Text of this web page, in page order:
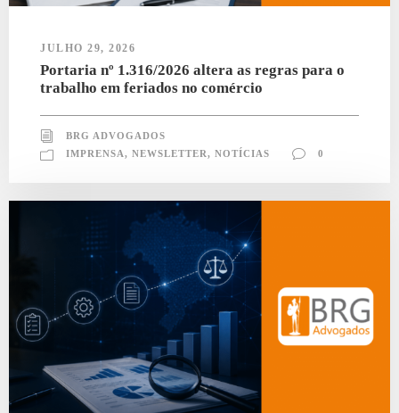
JULHO 29, 2026
Portaria nº 1.316/2026 altera as regras para o
trabalho em feriados no comércio
BRG ADVOGADOS
IMPRENSA
NEWSLETTER NOTÍCIAS 0